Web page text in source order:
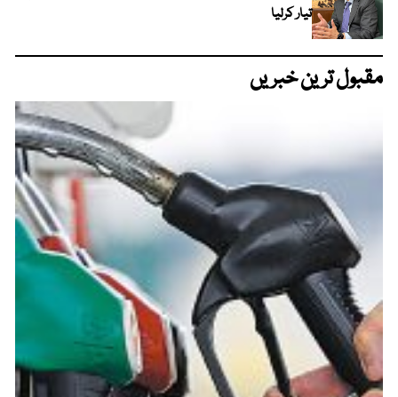
تیار کرلیا
مقبول ترین خبریں